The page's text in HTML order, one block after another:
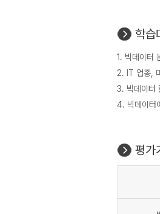
학습
1. 빅데이터
2. IT 업종,
3. 빅데이터
4. 빅데이터
평가